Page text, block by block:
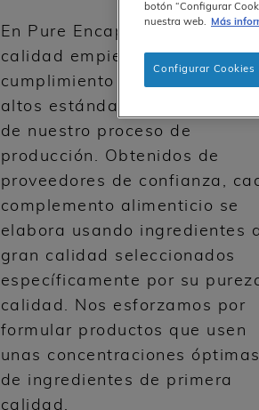
En Pure Encapsulations ®, la
calidad empieza con el
cumplimiento total de los más
altos estándares en cada paso
de nuestro proceso de
producción. Obtenidos de
proveedores de confianza,
complemento alimenticio se
elabora usando ingredientes
gran calidad seleccionados
específicamente por su
calidad. Nos esforzamos por
formular productos que usen
unas concentraciones óptimas
de ingredientes de primera
calidad.
botón “Configurar
nuestra web.
Más
Configurar Cookies